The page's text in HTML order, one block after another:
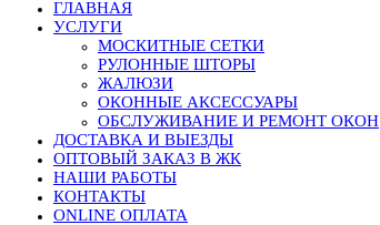
ГЛАВНАЯ
УСЛУГИ
МОСКИТНЫЕ СЕТКИ
РУЛОННЫЕ ШТОРЫ
ЖАЛЮЗИ
ОКОННЫЕ АКСЕССУАРЫ
ОБСЛУЖИВАНИЕ И РЕМОНТ ОКОН
ДОСТАВКА И ВЫЕЗДЫ
ОПТОВЫЙ ЗАКАЗ В ЖК
НАШИ РАБОТЫ
КОНТАКТЫ
ONLINE ОПЛАТА